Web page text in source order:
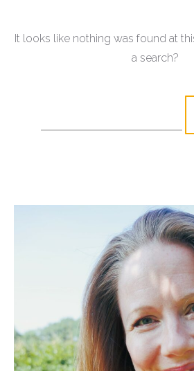
It looks like nothing was found at
a search?